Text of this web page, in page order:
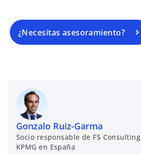
¿Necesitas asesoramiento?
Gonzalo Ruiz-Garma
Socio responsable de FS Consulting
KPMG en España